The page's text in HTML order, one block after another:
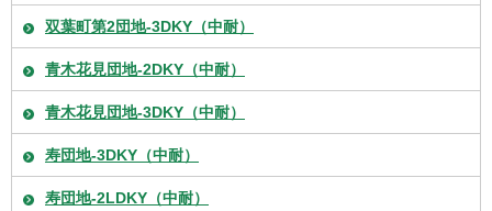
双葉町第2団地-3DKY（中耐）
青木花見団地-2DKY（中耐）
青木花見団地-3DKY（中耐）
寿団地-3DKY（中耐）
寿団地-2LDKY（中耐）